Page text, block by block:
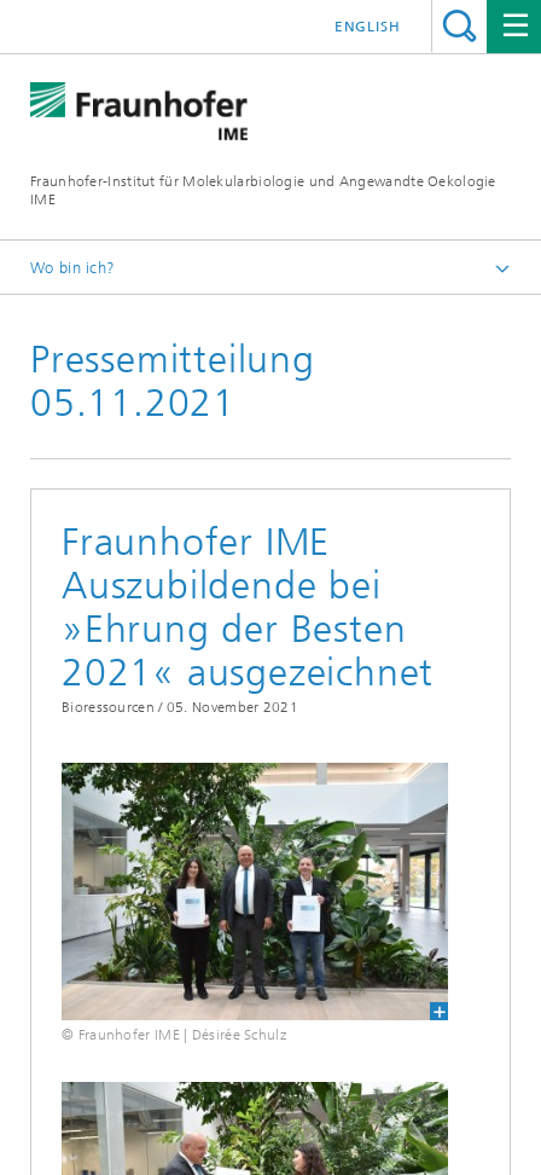
Fraunhofer-Institut für Molekularbiologie und Angewandte Oekologie
IME
ENGLISH
Wo bin ich?
Pressemitteilung
05.11.2021
Fraunhofer IME
Auszubildende bei
»Ehrung der Besten
2021« ausgezeichnet
Bioressourcen / 05. November 2021
© Fraunhofer IME | Désirée Schulz